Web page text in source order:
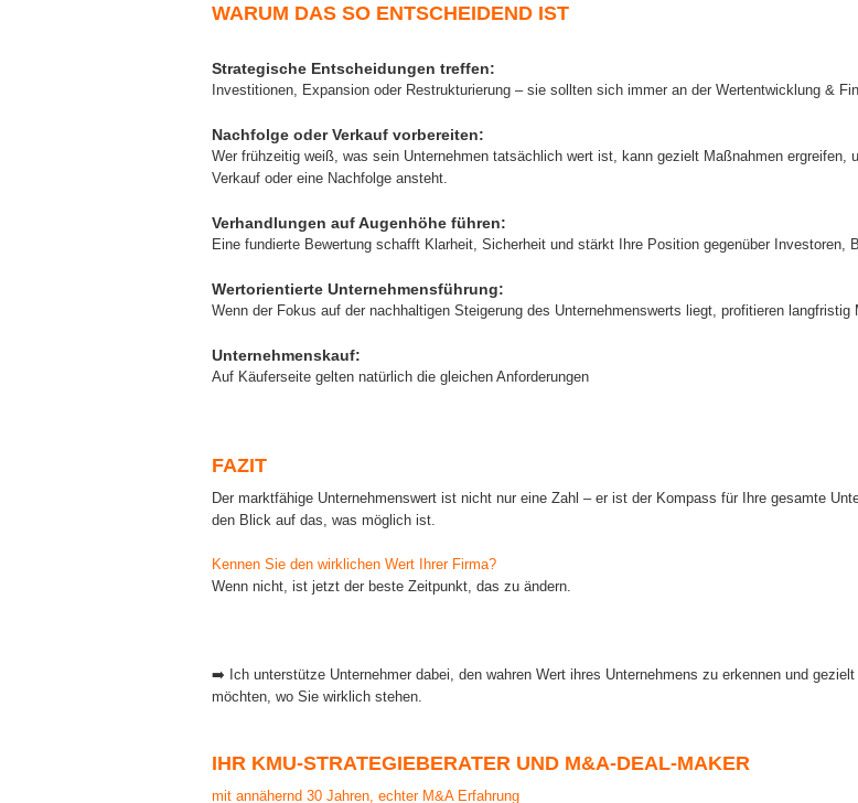
WARUM DAS SO ENTSCHEIDEND IST
Strategische Entscheidungen treffen:
Investitionen, Expansion oder Restrukturierung – sie sollten sich immer an der Wertentwicklung &
Nachfolge oder Verkauf vorbereiten:
Wer frühzeitig weiß, was sein Unternehmen tatsächlich wert ist, kann gezielt Maßnahmen
Verkauf oder eine Nachfolge ansteht.
Verhandlungen auf Augenhöhe führen:
Eine fundierte Bewertung schafft Klarheit, Sicherheit und stärkt Ihre Position gegenüber Investoren,
Wertorientierte Unternehmensführung:
Wenn der Fokus auf der nachhaltigen Steigerung des Unternehmenswerts liegt, profitieren
Unternehmenskauf:
Auf Käuferseite gelten natürlich die gleichen Anforderungen
FAZIT
Der marktfähige Unternehmenswert ist nicht nur eine Zahl – er ist der Kompass für Ihre gesamte
den Blick auf das, was möglich ist.
Kennen Sie den wirklichen Wert Ihrer Firma?
Wenn nicht, ist jetzt der beste Zeitpunkt, das zu ändern.
➡️ Ich unterstütze Unternehmer dabei, den wahren Wert ihres Unternehmens zu erkennen und
möchten, wo Sie wirklich stehen.
IHR KMU-STRATEGIEBERATER UND M&A-DEAL-MAKER
mit annähernd 30 Jahren, echter M&A Erfahrung